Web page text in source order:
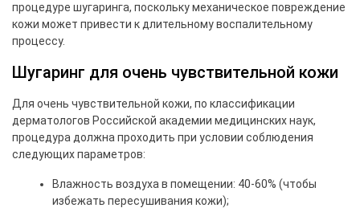
процедуре шугаринга, поскольку механическое повреждение
кожи может привести к длительному воспалительному
процессу.
Шугаринг для очень чувствительной кожи
Для очень чувствительной кожи, по классификации
дерматологов Российской академии медицинских наук,
процедура должна проходить при условии соблюдения
следующих параметров:
Влажность воздуха в помещении: 40-60% (чтобы
избежать пересушивания кожи);